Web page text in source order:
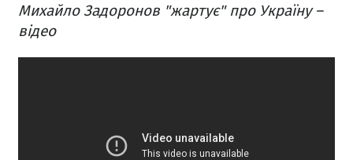
Михайло Задоронов "жартує" про Україну –
відео